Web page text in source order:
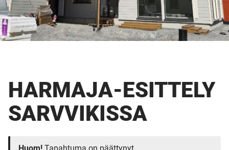
HARMAJA-ESITTELY
SARVVIKISSA
Huom! Tapahtuma on päättynyt.